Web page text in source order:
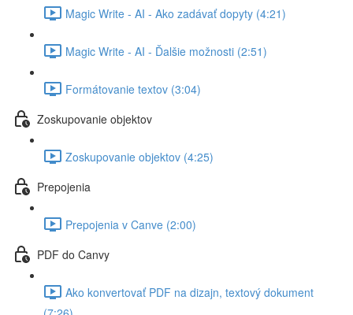
Magic Write - AI - Ako zadávať dopyty (4:21)
Magic Write - AI - Ďalšie možnosti (2:51)
Formátovanie textov (3:04)
Zoskupovanie objektov
Zoskupovanie objektov (4:25)
Prepojenia
Prepojenia v Canve (2:00)
PDF do Canvy
Ako konvertovať PDF na dizajn, textový dokument